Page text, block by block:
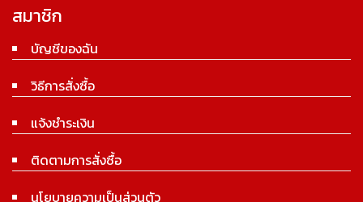
สมาชิก
บัญชีของฉัน
วิธีการสั่งซื้อ
แจ้งชำระเงิน
ติดตามการสั่งซื้อ
นโยบายความเป็นส่วนตัว